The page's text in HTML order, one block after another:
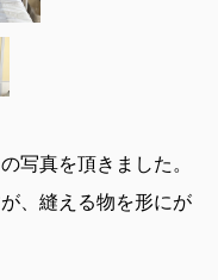
写真を頂きました。
、縫える物を形にが